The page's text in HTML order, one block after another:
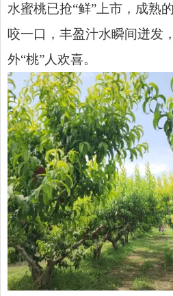
水蜜桃已抢“鲜”上市，成熟
咬一口，丰盈汁水瞬间迸发
外“桃”人欢喜。